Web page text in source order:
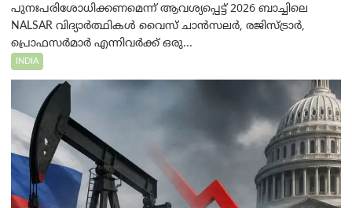
പുനഃപരിശോധിക്കണമെന്ന് ആവശ്യപ്പെട്ട് 2026 ബാച്ചിലെ
NALSAR വിദ്യാർത്ഥികൾ വൈസ് ചാൻസലർ, രജിസ്ട്രാർ,
പ്രൊഫസർമാർ എന്നിവർക്ക് ഒരു...
INDIA